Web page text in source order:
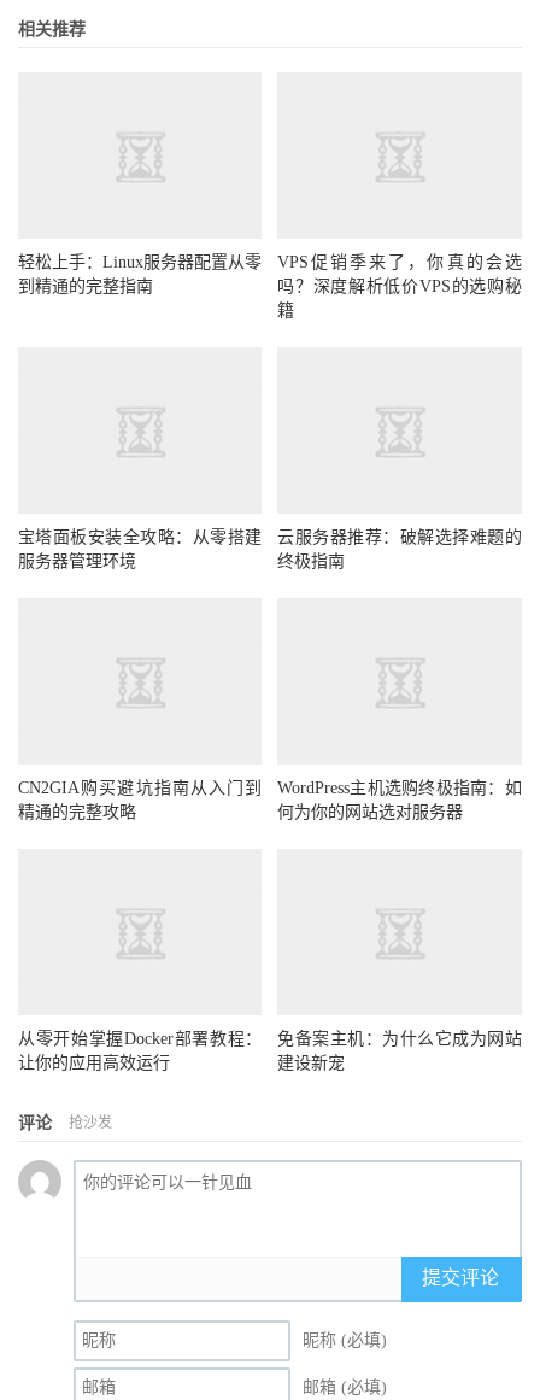
相关推荐
轻松上手：Linux服务器配置从零
到精通的完整指南
VPS促销季来了，你真的会选
吗？深度解析低价VPS的选购秘
籍
宝塔面板安装全攻略：从零搭建
服务器管理环境
云服务器推荐：破解选择难题的
终极指南
CN2GIA购买避坑指南从入门到
精通的完整攻略
WordPress主机选购终极指南：如
何为你的网站选对服务器
从零开始掌握Docker部署教程：
让你的应用高效运行
免备案主机：为什么它成为网站
建设新宠
评论 抢沙发
提交评论
昵称 (必填)
邮箱 (必填)